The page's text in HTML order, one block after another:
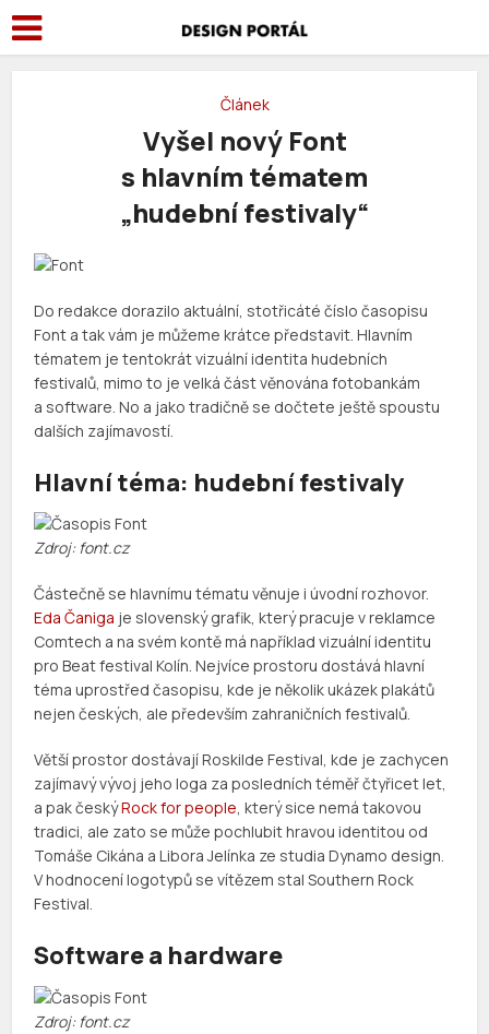
Článek
Vyšel nový Font
s hlavním tématem
„hudební festivaly“
Do redakce dorazilo aktuální, stotřicáté číslo časopisu
Font a tak vám je můžeme krátce představit. Hlavním
tématem je tentokrát vizuální identita hudebních
festivalů, mimo to je velká část věnována fotobankám
a software. No a jako tradičně se dočtete ještě spoustu
dalších zajímavostí.
Hlavní téma: hudební festivaly
Zdroj: font.cz
Částečně se hlavnímu tématu věnuje i úvodní rozhovor.
Eda Čaniga je slovenský grafik, který pracuje v reklamce
Comtech a na svém kontě má například vizuální identitu
pro Beat festival Kolín. Nejvíce prostoru dostává hlavní
téma uprostřed časopisu, kde je několik ukázek plakátů
nejen českých, ale především zahraničních festivalů.
Větší prostor dostávají Roskilde Festival, kde je zachycen
zajímavý vývoj jeho loga za posledních téměř čtyřicet let,
a pak českýRock for people, který sice nemá takovou
tradici, ale zato se může pochlubit hravou identitou od
Tomáše Cikána a Libora Jelínka ze studia Dynamo design.
V hodnocení logotypů se vítězem stal Southern Rock
Festival.
Software a hardware
Zdroj: font.cz